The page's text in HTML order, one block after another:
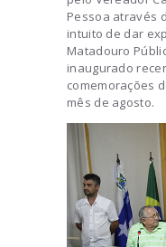
Pessoa através
intuito de dar
Matadouro
inaugurado
comemorações
mês de agosto.